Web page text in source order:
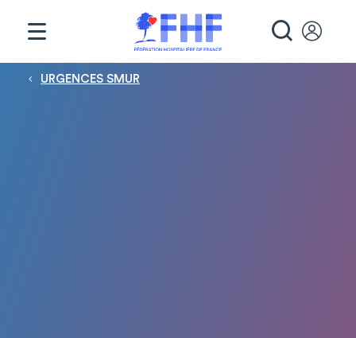
Fil d'Ariane
URGENCES SMUR
Panneau de gestion des cookies